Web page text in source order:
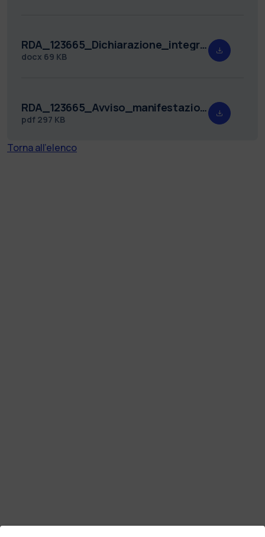
RDA_123665_Dichiarazione_integrative_al_DGUE.docx
docx 69 KB
RDA_123665_Avviso_manifestazione_interesse_fino_140_PROT.pdf
pdf 297 KB
Torna all'elenco